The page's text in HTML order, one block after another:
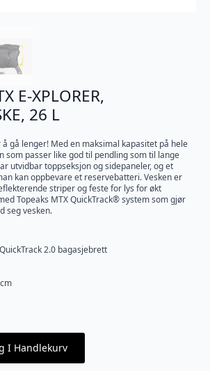
E-XPLORER,
26 L
gå lenger! Med en maksimal kapasitet på hele
som passer like god til pendling som til lange
utvidbar toppseksjon og sidepaneler, og et
kan oppbevare et reservebatteri. Vesken er
striper og feste for lys for økt
Topeaks MTX QuickTrack® system som gjør
seg vesken.
2.0 bagasjebrett
I Handlekurv